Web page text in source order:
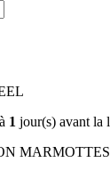
1 jour(s) avant la